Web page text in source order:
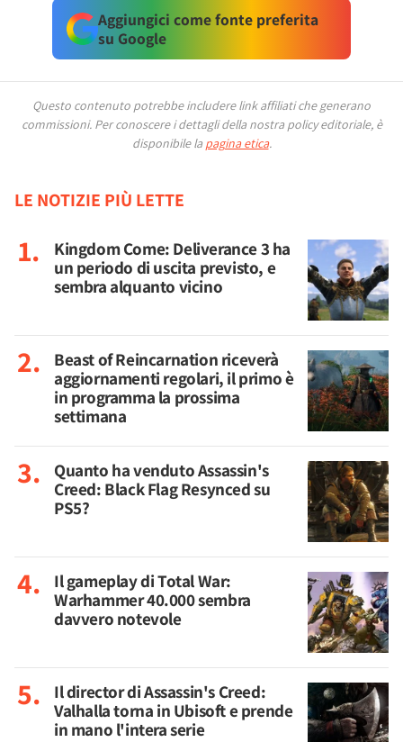
Aggiungici come fonte preferita
su Google
Questo contenuto potrebbe includere link affiliati che generano
commissioni. Per conoscere i dettagli della nostra policy editoriale, è
disponibile la pagina etica.
LE NOTIZIE PIÙ LETTE
Kingdom Come: Deliverance 3 ha
un periodo di uscita previsto, e
sembra alquanto vicino
Beast of Reincarnation riceverà
aggiornamenti regolari, il primo è
in programma la prossima
settimana
Quanto ha venduto Assassin's
Creed: Black Flag Resynced su
PS5?
Il gameplay di Total War:
Warhammer 40.000 sembra
davvero notevole
Il director di Assassin's Creed:
Valhalla torna in Ubisoft e prende
in mano l'intera serie